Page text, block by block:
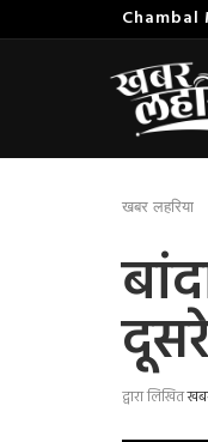
Chambal
खबर लहरिया
द्वारा लिखित